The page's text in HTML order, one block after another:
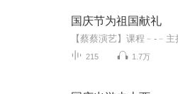
国庆节为祖国献礼
215 1.7万